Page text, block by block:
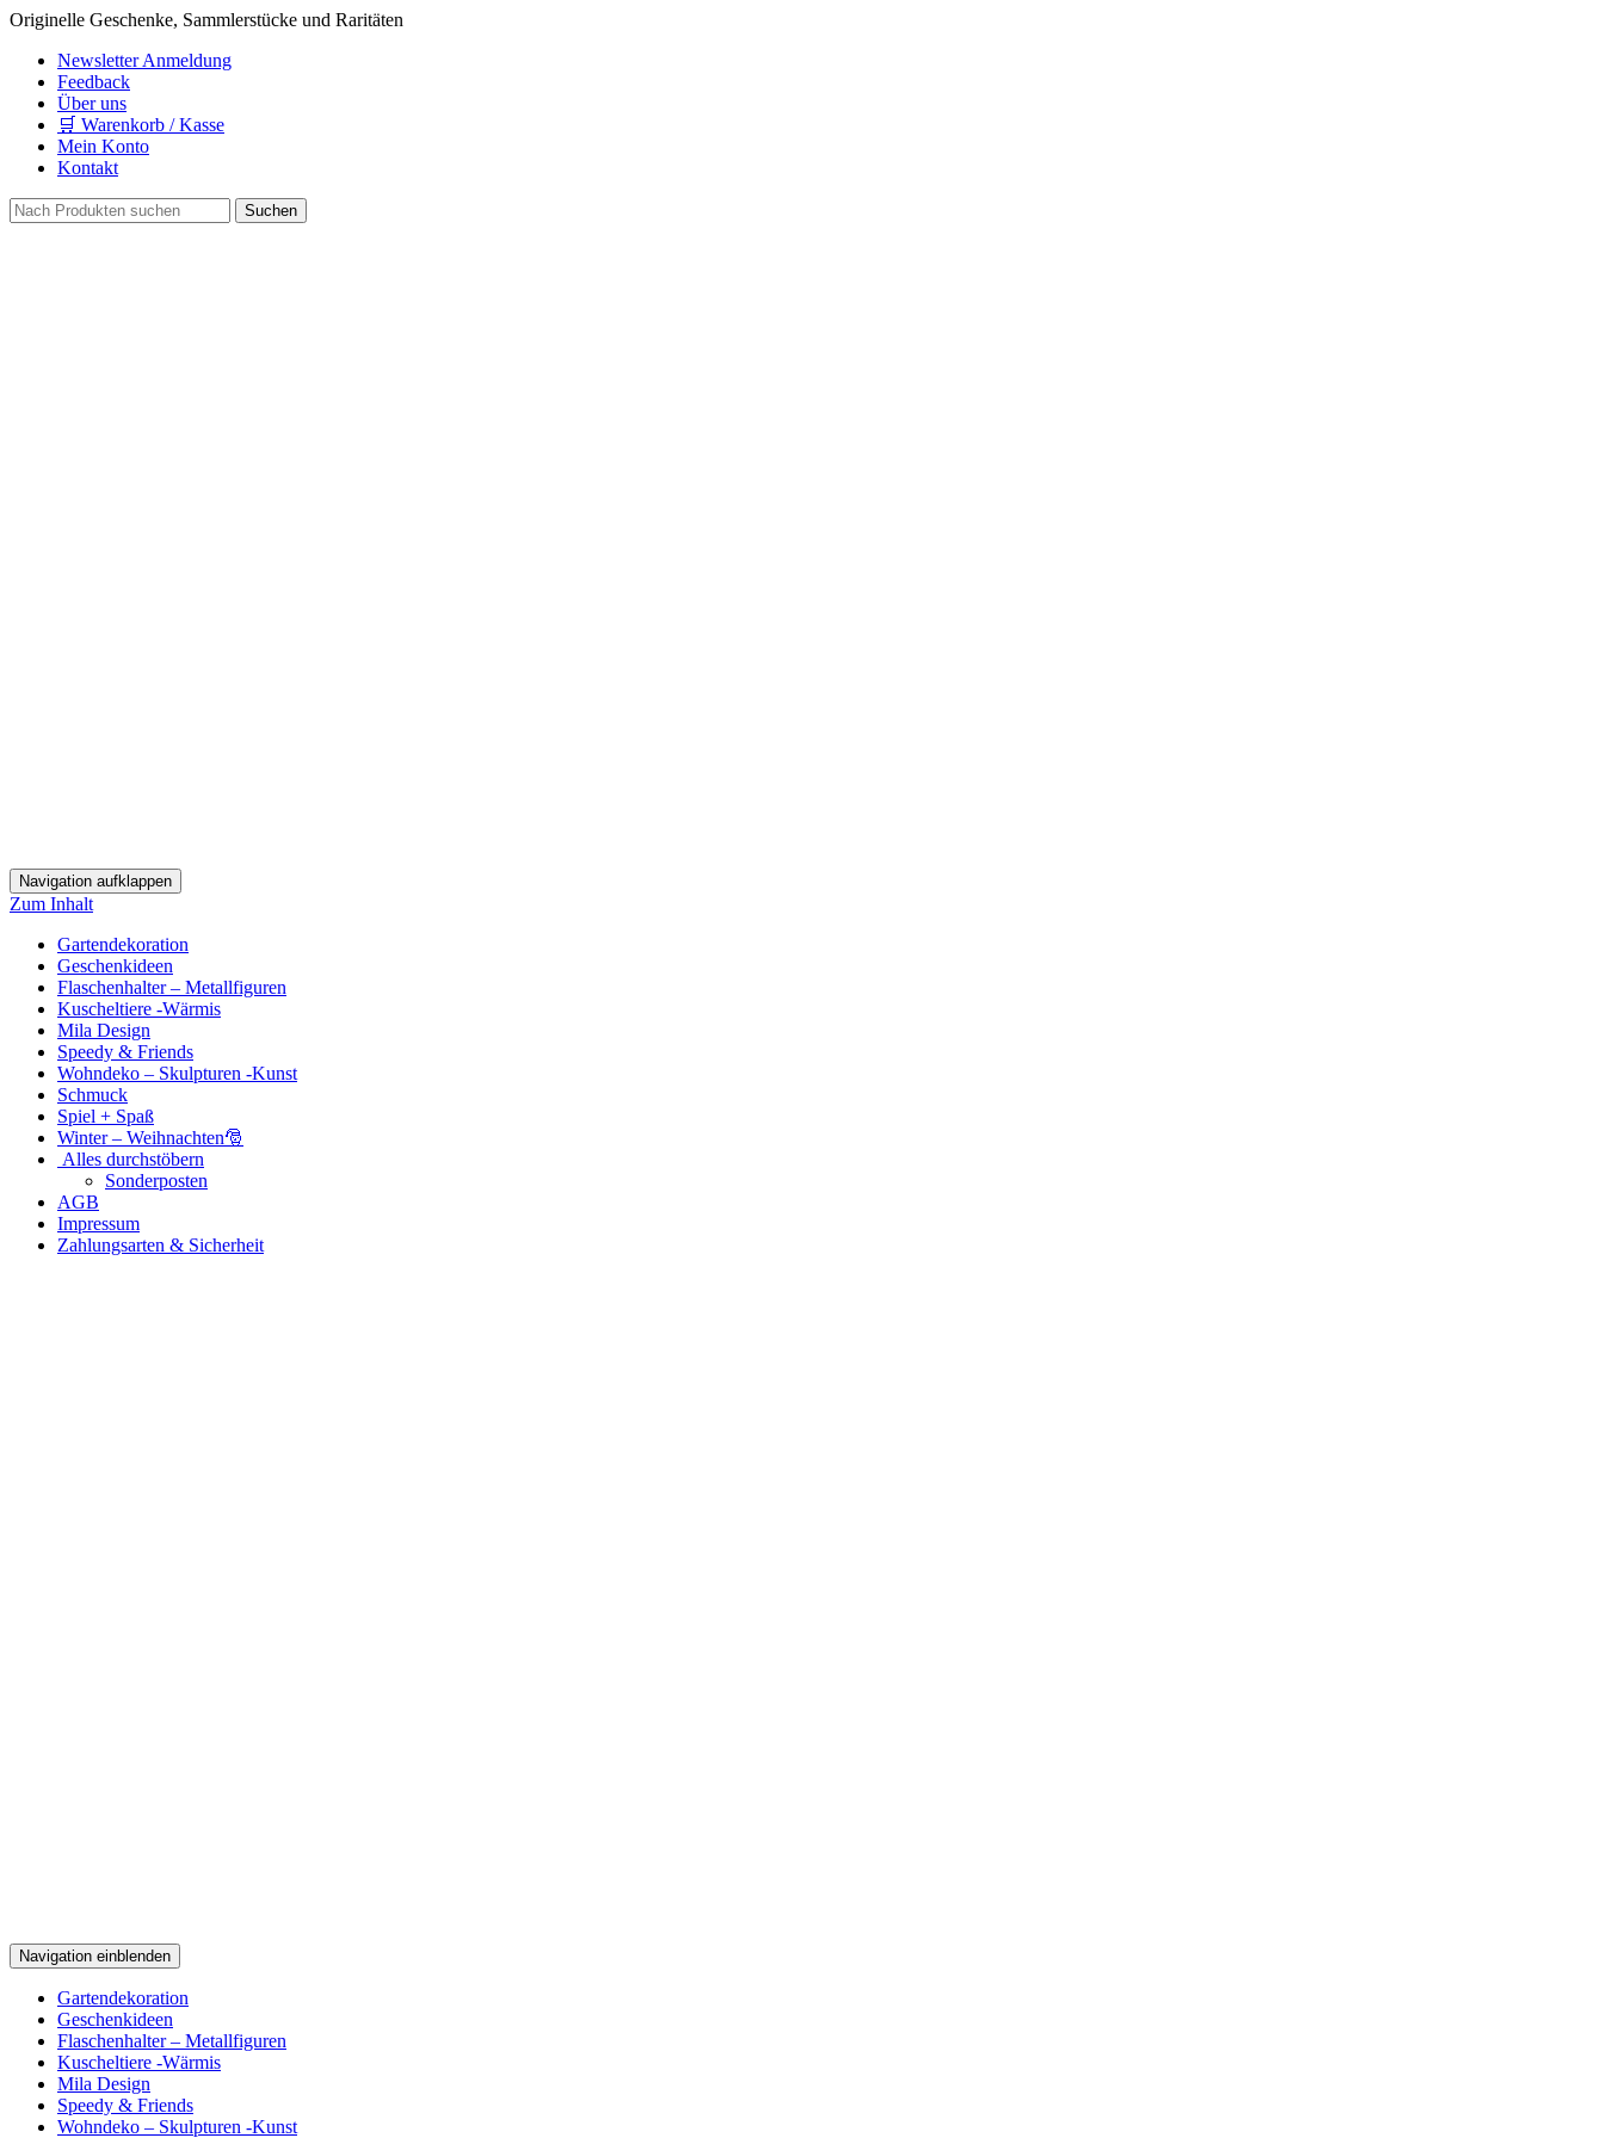
Originelle Geschenke, Sammlerstücke und Raritäten
Newsletter Anmeldung
Feedback
Über uns
🛒 Warenkorb / Kasse
Mein Konto
Kontakt
Navigation aufklappen
Zum Inhalt
Gartendekoration
Geschenkideen
Flaschenhalter – Metallfiguren
Kuscheltiere -Wärmis
Mila Design
Speedy & Friends
Wohndeko – Skulpturen -Kunst
Schmuck
Spiel + Spaß
Winter – Weihnachten🎅
Alles durchstöbern
Sonderposten
AGB
Impressum
Zahlungsarten & Sicherheit
Navigation einblenden
Gartendekoration
Geschenkideen
Flaschenhalter – Metallfiguren
Kuscheltiere -Wärmis
Mila Design
Speedy & Friends
Wohndeko – Skulpturen -Kunst